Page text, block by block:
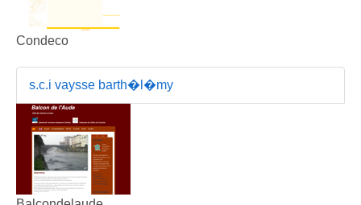
Condeco
s.c.i vaysse barth�l�my